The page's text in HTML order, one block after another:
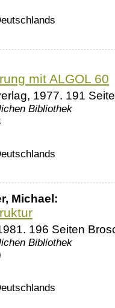
mit ALGOL 60
1977. 191
Bibliothek
Michael:
196 Seiten
Bibliothek